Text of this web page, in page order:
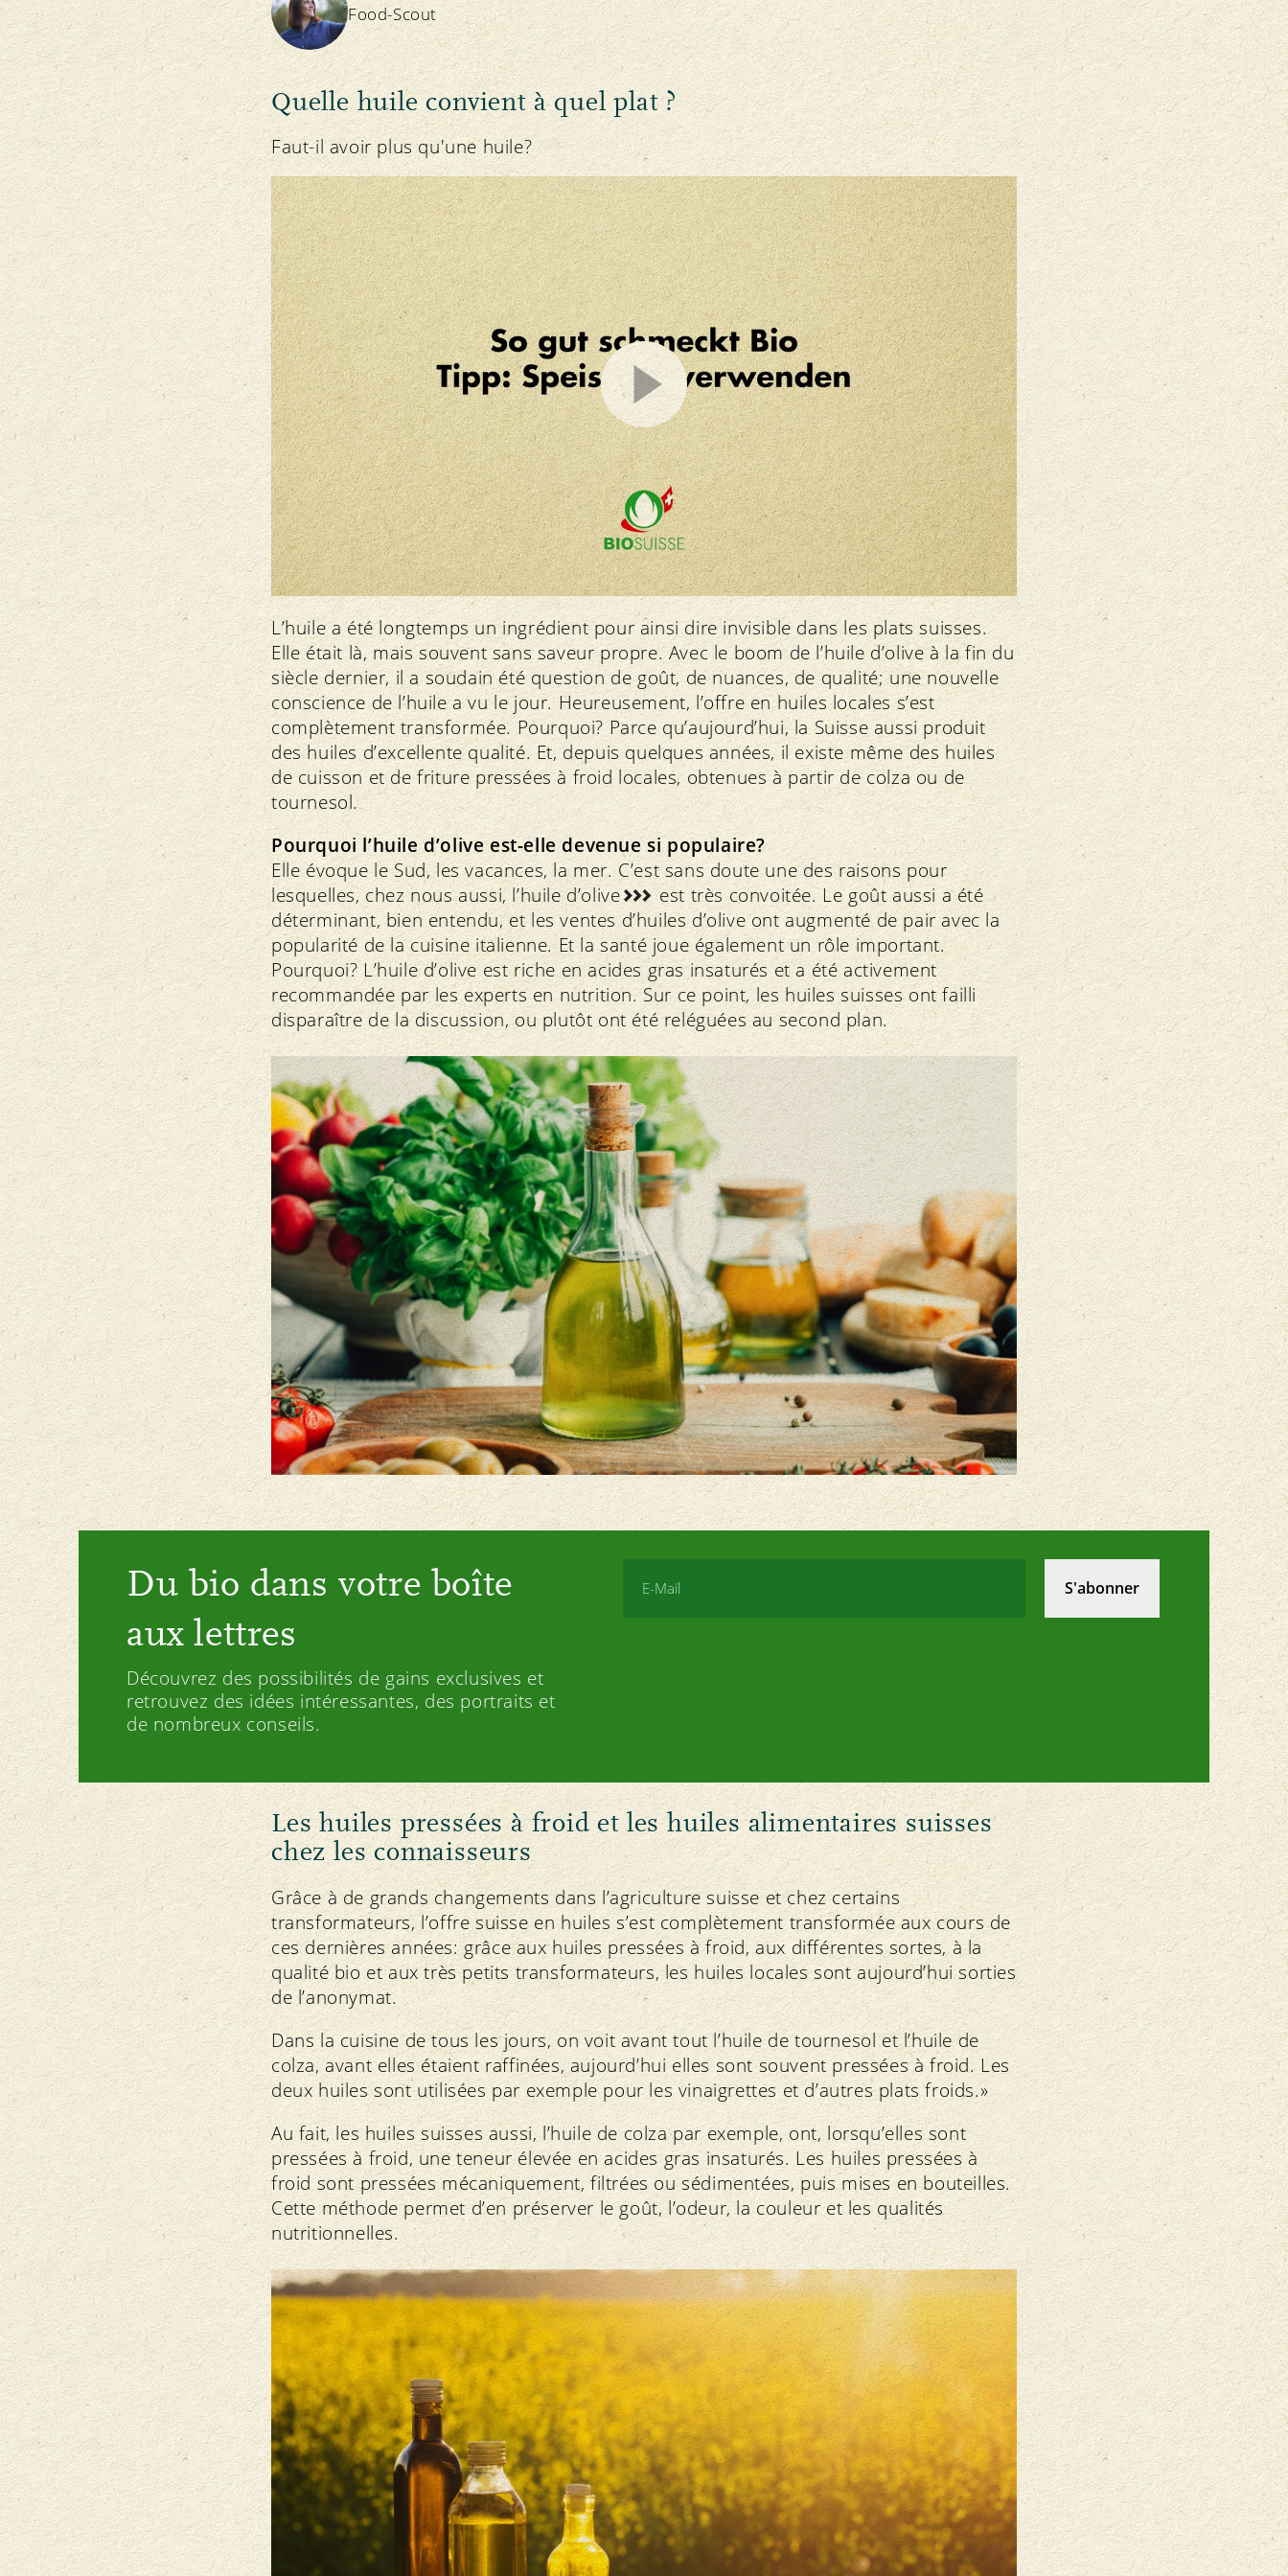
Food-Scout
Quelle huile convient à quel plat ?
Faut-il avoir plus qu'une huile?
L’huile a été longtemps un ingrédient pour ainsi dire invisible dans les plats suisses.
Elle était là, mais souvent sans saveur propre. Avec le boom de l’huile d’olive à la fin du
siècle dernier, il a soudain été question de goût, de nuances, de qualité; une nouvelle
conscience de l’huile a vu le jour. Heureusement, l’offre en huiles locales s’est
complètement transformée. Pourquoi? Parce qu’aujourd’hui, la Suisse aussi produit
des huiles d’excellente qualité. Et, depuis quelques années, il existe même des huiles
de cuisson et de friture pressées à froid locales, obtenues à partir de colza ou de
tournesol.
Pourquoi l’huile d’olive est-elle devenue si populaire?
Elle évoque le Sud, les vacances, la mer. C’est sans doute une des raisons pour
lesquelles, chez nous aussi, l’huile d’olive
est très convoitée. Le goût aussi a été
déterminant, bien entendu, et les ventes d’huiles d’olive ont augmenté de pair avec la
popularité de la cuisine italienne. Et la santé joue également un rôle important.
Pourquoi? L’huile d’olive est riche en acides gras insaturés et a été activement
recommandée par les experts en nutrition. Sur ce point, les huiles suisses ont failli
disparaître de la discussion, ou plutôt ont été reléguées au second plan.
Du bio dans votre boîte
aux lettres
Découvrez des possibilités de gains exclusives et
retrouvez des idées intéressantes, des portraits et
de nombreux conseils.
Les huiles pressées à froid et les huiles alimentaires suisses
chez les connaisseurs
Grâce à de grands changements dans l’agriculture suisse et chez certains
transformateurs, l’offre suisse en huiles s’est complètement transformée aux cours de
ces dernières années: grâce aux huiles pressées à froid, aux différentes sortes, à la
qualité bio et aux très petits transformateurs, les huiles locales sont aujourd’hui sorties
de l’anonymat.
Dans la cuisine de tous les jours, on voit avant tout l’huile de tournesol et l’huile de
colza, avant elles étaient raffinées, aujourd’hui elles sont souvent pressées à froid. Les
deux huiles sont utilisées par exemple pour les vinaigrettes et d’autres plats froids.»
Au fait, les huiles suisses aussi, l’huile de colza par exemple, ont, lorsqu’elles sont
pressées à froid, une teneur élevée en acides gras insaturés. Les huiles pressées à
froid sont pressées mécaniquement, filtrées ou sédimentées, puis mises en bouteilles.
Cette méthode permet d’en préserver le goût, l’odeur, la couleur et les qualités
nutritionnelles.